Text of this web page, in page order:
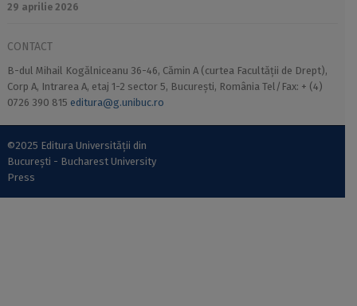
29 aprilie 2026
CONTACT
B-dul Mihail Kogălniceanu 36-46, Cămin A (curtea Facultății de Drept),
Corp A, Intrarea A, etaj 1-2 sector 5, București, România Tel/Fax: + (4)
0726 390 815 editura@g.unibuc.ro
©2025 Editura Universității din
București - Bucharest University
Press